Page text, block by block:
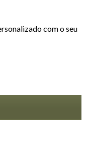
com o seu